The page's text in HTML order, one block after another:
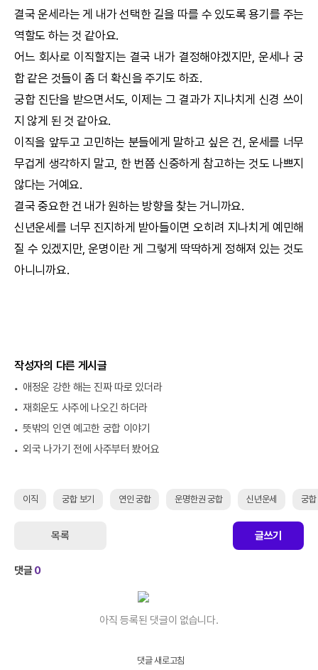
결국 운세라는 게 내가 선택한 길을 따를 수 있도록 용기를 주는
역할도 하는 것 같아요.
어느 회사로 이직할지는 결국 내가 결정해야겠지만, 운세나궁
합같은 것들이 좀 더 확신을 주기도 하죠.
궁합진단을 받으면서도, 이제는 그 결과가 지나치게 신경 쓰이
지 않게 된 것 같아요.
이직을 앞두고 고민하는 분들에게 말하고 싶은 건, 운세를 너무
무겁게 생각하지 말고, 한 번쯤 신중하게 참고하는 것도 나쁘지
않다는 거예요.
결국 중요한 건 내가 원하는 방향을 찾는 거니까요.
신년운세 를 너무 진지하게 받아들이면 오히려 지나치게 예민해
질 수 있겠지만, 운명이란 게 그렇게 딱딱하게 정해져 있는 것도
아니니까요.
작성자의 다른 게시글
애정운 강한 해는 진짜 따로 있더라
재회운도 사주에 나오긴 하더라
뜻밖의 인연 예고한 궁합 이야기
외국 나가기 전에 사주부터 봤어요
이직 궁합 보기 연인 궁합 운명한권 궁합 신년운세 궁합
목록 글쓰기
댓글0
아직 등록된 댓글이 없습니다.
댓글 새로고침